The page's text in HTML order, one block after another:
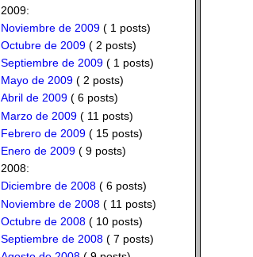
2009:
Noviembre de 2009( 1 posts)
Octubre de 2009( 2 posts)
Septiembre de 2009( 1 posts)
Mayo de 2009( 2 posts)
Abril de 2009( 6 posts)
Marzo de 2009( 11 posts)
Febrero de 2009( 15 posts)
Enero de 2009( 9 posts)
2008:
Diciembre de 2008( 6 posts)
Noviembre de 2008( 11 posts)
Octubre de 2008( 10 posts)
Septiembre de 2008( 7 posts)